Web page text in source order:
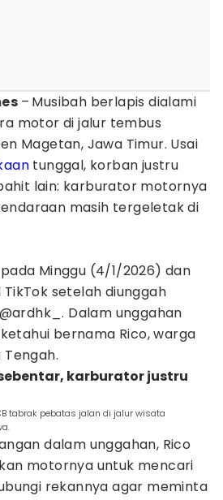
– Musibah berlapis dialami
motor di jalur tembus
Magetan, Jawa Timur. Usai
tunggal, korban justru
lain: karburator motornya
masih tergeletak di
Minggu (4/1/2026) dan
setelah diunggah
Dalam unggahan
bernama Rico, warga
karburator justru
tabrak pebatas jalan di jalur wisata
dalam unggahan, Rico
motornya untuk mencari
rekannya agar meminta